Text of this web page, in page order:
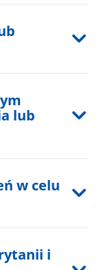
lub
w celu
i